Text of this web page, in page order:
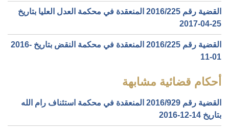
القضية رقم ‎225‏/‎2016‏ المنعقدة في محكمة العدل العليا بتاريخ
‎2017-04-25‏
القضية رقم ‎225‏/‎2016‏ المنعقدة في محكمة النقض بتاريخ ‎2016-
11-01‏
أحكام قضائية مشابهة
القضية رقم ‎929‏/‎2016‏ المنعقدة في محكمة استئناف رام الله
بتاريخ ‎2016-12-14‏